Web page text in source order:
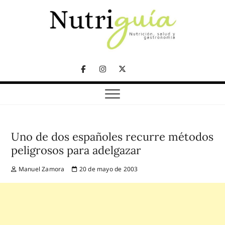
FacebookInstagram
Twitter
Telegram
Nutriguía (Desde
2002)
Uno de dos españoles recurre métodos
peligrosos para adelgazar
Manuel Zamora 20 de mayo de 2003